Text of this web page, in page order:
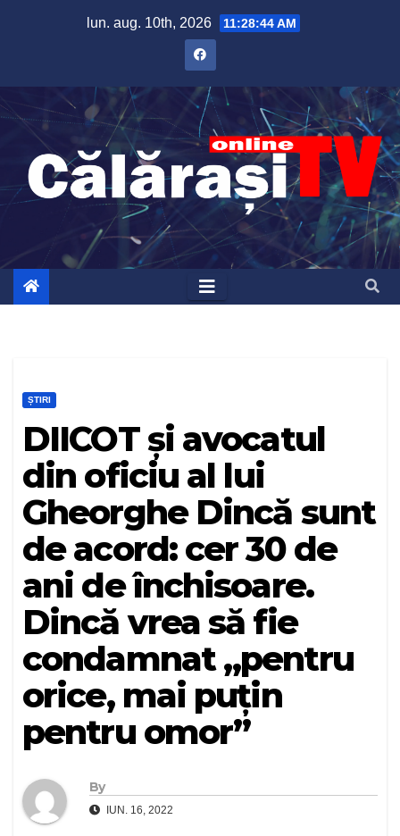
lun. aug. 10th, 2026 11:28:45 AM
ȘTIRI
DIICOT și avocatul
din oficiu al lui
Gheorghe Dincă sunt
de acord: cer 30 de
ani de închisoare.
Dincă vrea să fie
condamnat „pentru
orice, mai puţin
pentru omor”
By
IUN. 16, 2022